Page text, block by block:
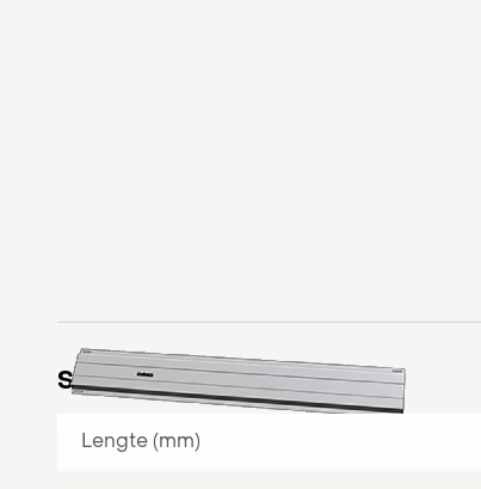
Specificaties
Lengte (mm)